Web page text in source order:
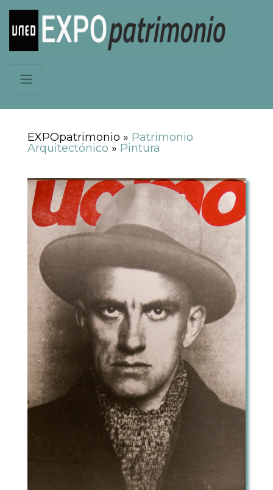
EXPOpatrimonio » Patrimonio
Arquitectónico » Pintura